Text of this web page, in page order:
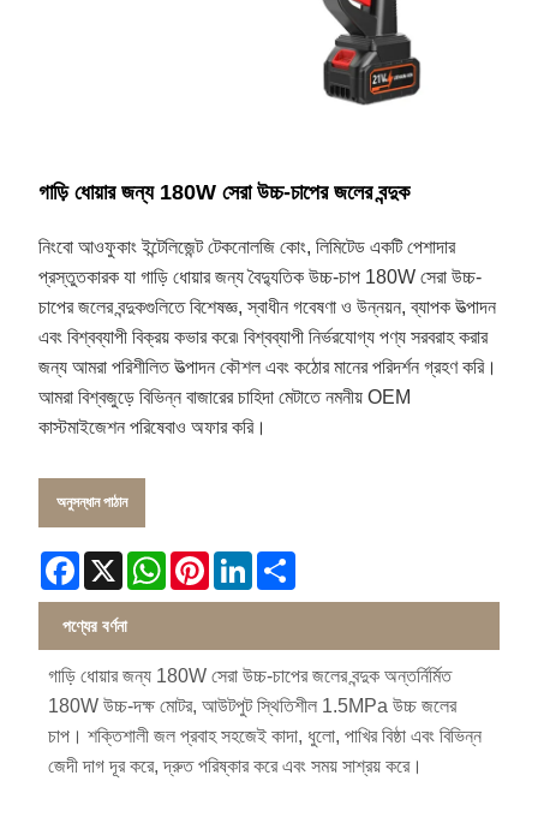
গাড়ি ধোয়ার জন্য 180W সেরা উচ্চ-চাপের জলের বন্দুক
নিংবো আওফুকাং ইন্টেলিজেন্ট টেকনোলজি কোং, লিমিটেড একটি পেশাদার
প্রস্তুতকারক যা গাড়ি ধোয়ার জন্য বৈদ্যুতিক উচ্চ-চাপ 180W সেরা উচ্চ-
চাপের জলের বন্দুকগুলিতে বিশেষজ্ঞ, স্বাধীন গবেষণা ও উন্নয়ন, ব্যাপক উত্পাদন
এবং বিশ্বব্যাপী বিক্রয় কভার করে৷ বিশ্বব্যাপী নির্ভরযোগ্য পণ্য সরবরাহ করার
জন্য আমরা পরিশীলিত উত্পাদন কৌশল এবং কঠোর মানের পরিদর্শন গ্রহণ করি।
আমরা বিশ্বজুড়ে বিভিন্ন বাজারের চাহিদা মেটাতে নমনীয় OEM
কাস্টমাইজেশন পরিষেবাও অফার করি।
অনুসন্ধান পাঠান
Facebook
X WhatsApp
PinterestLinkedIn
পণ্যের বর্ণনা
গাড়ি ধোয়ার জন্য 180W সেরা উচ্চ-চাপের জলের বন্দুক অন্তর্নির্মিত
180W উচ্চ-দক্ষ মোটর, আউটপুট স্থিতিশীল 1.5MPa উচ্চ জলের
চাপ। শক্তিশালী জল প্রবাহ সহজেই কাদা, ধুলো, পাখির বিষ্ঠা এবং বিভিন্ন
জেদী দাগ দূর করে, দ্রুত পরিষ্কার করে এবং সময় সাশ্রয় করে।